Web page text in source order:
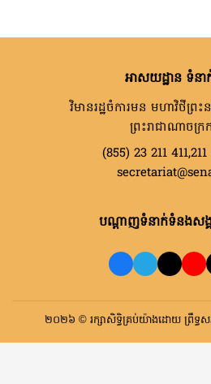
អាសយដ្ឋាន ទំន
វិមានរដ្ឋចំការមន មហាវិថីព្រះ
ព្រះរាជាណាចក្រ
(855) 23 211
បណ្តាញទំនាក់ទំនងសង្
២០២៦ © រក្សាសិទ្ធិគ្រប់យ៉ាងដោយ ព្រឹទ្ធសភ